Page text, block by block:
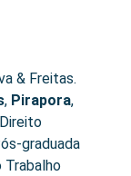
& Freitas.
, Pirapora,
graduada
Trabalho